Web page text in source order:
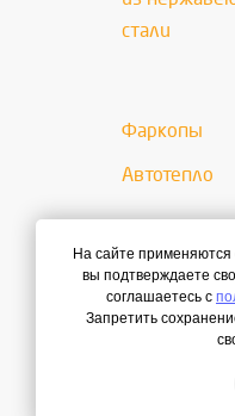
стали
Фаркопы
Автотепло
На сайте
вы подтверждаете
соглашаетесь с
Запретить